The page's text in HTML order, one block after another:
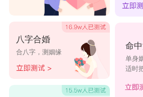
八字合婚
合八字，测姻缘
命
单身
适时